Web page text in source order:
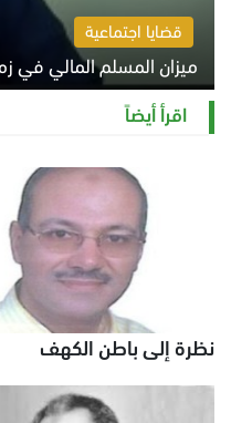
قضايا اجتماعية
ميزان المسلم المالي في
السبت 8 أغسطس 2026 11:21 ص
اقرأ أيضاً
نظرة إلى باطن الكهف